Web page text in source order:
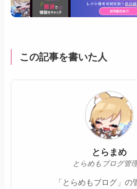
この記事を書いた人
とらまめ
とらめもブログ管
「とらめもブログ」の